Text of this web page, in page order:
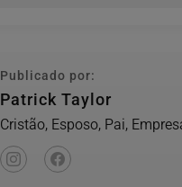
Publicado por:
Patrick Taylor
Cristão, Esposo, Pai,